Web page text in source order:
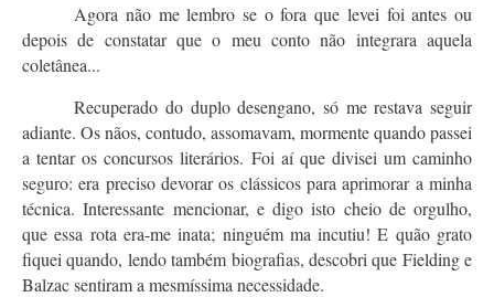
Agora não me lembro se o fora que levei foi antes ou
depois de constatar que o meu conto não integrara aquela
coletânea...
Recuperado do duplo desengano, só me restava seguir
adiante. Os nãos, contudo, assomavam, mormente quando passei
a tentar os concursos literários. Foi aí que divisei um caminho
seguro: era preciso devorar os clássicos para aprimorar a minha
técnica. Interessante mencionar, e digo isto cheio de orgulho,
que essa rota era-me inata; ninguém ma incutiu! E quão grato
fiquei quando, lendo também biografias, descobri que Fielding e
Balzac sentiram a mesmíssima necessidade.